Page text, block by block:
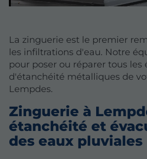
La zinguerie est le premier
les infiltrations d'eau. Notre
pour poser ou réparer tous les
d'étanchéité métalliques de
Lempdes.
Zinguerie à
étanchéité et
des eaux pluviales